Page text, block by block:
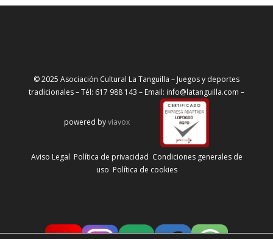
© 2025 Asociación Cultural La Tanguilla – Juegos y deportes
tradicionales – Tél: 617 988 143 – Email: info@latanguilla.com –
powered byviavox
Aviso Legal Política de privacidad Condiciones generales de
uso Política de cookies